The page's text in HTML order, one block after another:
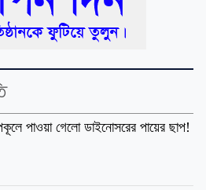
পাওয়া গেলো ডাইনোসরের পায়ের ছাপ!